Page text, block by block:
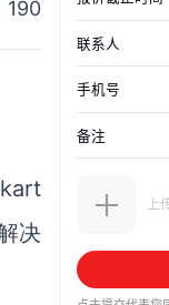
190
决